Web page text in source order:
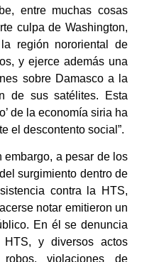
entre muchas cosas
culpa de Washington,
región nororiental de
y ejerce además una
sobre Damasco a la
de sus satélites. Esta
de la economía siria ha
el descontento social”.
a pesar de los
surgimiento dentro de
contra la HTS,
notar emitieron un
En él se denuncia
y diversos actos
robos, violaciones de